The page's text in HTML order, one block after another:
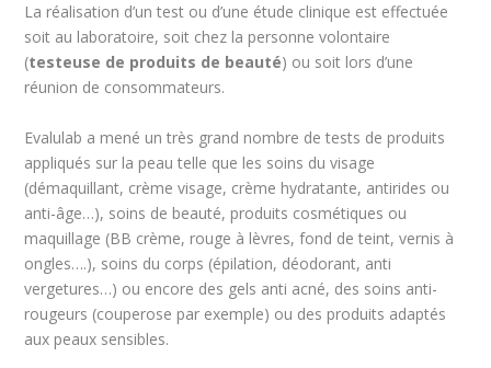
La réalisation d’un test ou d’une étude clinique est effectuée
soit au laboratoire, soit chez la personne volontaire
(testeuse de produits de beauté) ou soit lors d’une
réunion de consommateurs.
Evalulab a mené un très grand nombre de tests de produits
appliqués sur la peau telle que les soins du visage
(démaquillant, crème visage, crème hydratante, antirides ou
anti-âge…), soins de beauté, produits cosmétiques ou
maquillage (BB crème, rouge à lèvres, fond de teint, vernis à
ongles….), soins du corps (épilation, déodorant, anti
vergetures…) ou encore des gels anti acné, des soins anti-
rougeurs (couperose par exemple) ou des produits adaptés
aux peaux sensibles.